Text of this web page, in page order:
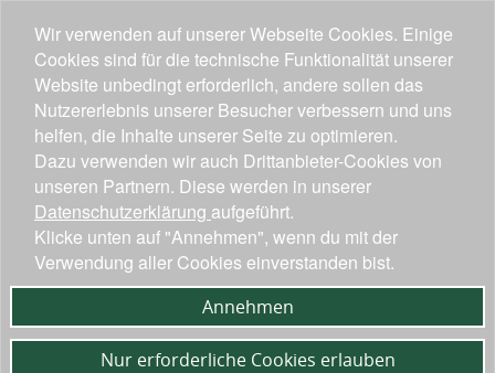
Wir verwenden auf unserer Webseite Cookies. Einige
Cookies sind für die technische Funktionalität unserer
Website unbedingt erforderlich, andere sollen das
Nutzererlebnis unserer Besucher verbessern und uns
helfen, die Inhalte unserer Seite zu optimieren.
Dazu verwenden wir auch Drittanbieter-Cookies von
unseren Partnern. Diese werden in unserer
Datenschutzerklärung aufgeführt.
Klicke unten auf "Annehmen", wenn du mit der
Verwendung aller Cookies einverstanden bist.
Annehmen
Nur erforderliche Cookies erlauben